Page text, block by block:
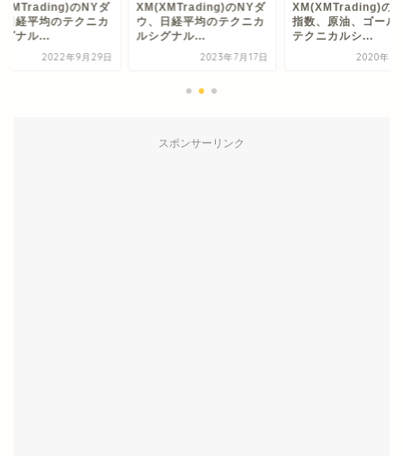
のNYダ
日経平均のテクニカ
グナル...
2022年9月29日
XM(XMTrading)のNYダ
ウ、日経平均のテクニカ
ルシグナル...
2023年7月17日
XM(XMTrading)の
指数、原油、ゴール
テクニカルシ...
2020年7
スポンサーリンク